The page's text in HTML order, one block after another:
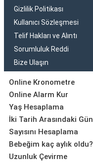
Gizlilik Politikası
Kullanıcı Sözleşmesi
Telif Hakları ve Alıntı
Sorumluluk Reddi
Bize Ulaşın
Online Kronometre
Online Alarm Kur
Yaş Hesaplama
İki Tarih Arasındaki Gün
Sayısını Hesaplama
Bebeğim kaç aylık oldu?
Uzunluk Çevirme